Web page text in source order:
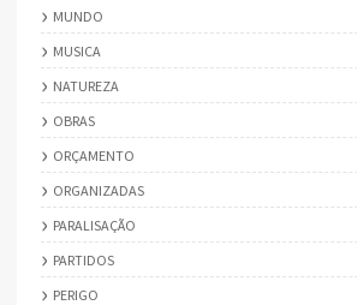
MUNDO
MUSICA
NATUREZA
OBRAS
ORÇAMENTO
ORGANIZADAS
PARALISAÇÃO
PARTIDOS
PERIGO